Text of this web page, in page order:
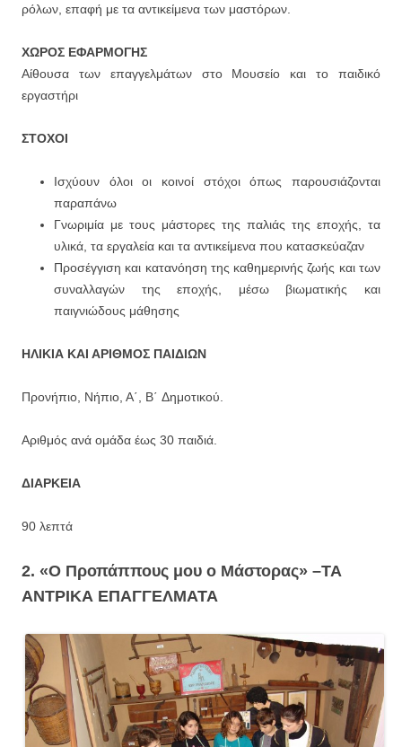
ρόλων, επαφή με τα αντικείμενα των μαστόρων.
ΧΩΡΟΣ ΕΦΑΡΜΟΓΗΣ
Αίθουσα των επαγγελμάτων στο Μουσείο και το παιδικό
εργαστήρι
ΣΤΟΧΟΙ
Ισχύουν όλοι οι κοινοί στόχοι όπως παρουσιάζονται
παραπάνω
Γνωριμία με τους μάστορες της παλιάς της εποχής, τα
υλικά, τα εργαλεία και τα αντικείμενα που κατασκεύαζαν
Προσέγγιση και κατανόηση της καθημερινής ζωής και των
συναλλαγών της εποχής, μέσω βιωματικής και
παιγνιώδους μάθησης
ΗΛΙΚΙΑ ΚΑΙ ΑΡΙΘΜΟΣ ΠΑΙΔΙΩΝ
Προνήπιο, Νήπιο, Α΄, Β΄ Δημοτικού.
Αριθμός ανά ομάδα έως 30 παιδιά.
ΔΙΑΡΚΕΙΑ
90 λεπτά
2. «Ο Προπάππους μου ο Μάστορας» –ΤΑ
ΑΝΤΡΙΚΑ ΕΠΑΓΓΕΛΜΑΤΑ